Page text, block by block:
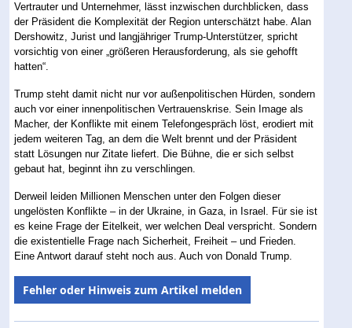
Vertrauter und Unternehmer, lässt inzwischen durchblicken, dass
der Präsident die Komplexität der Region unterschätzt habe. Alan
Dershowitz, Jurist und langjähriger Trump-Unterstützer, spricht
vorsichtig von einer „größeren Herausforderung, als sie gehofft
hatten“.
Trump steht damit nicht nur vor außenpolitischen Hürden, sondern
auch vor einer innenpolitischen Vertrauenskrise. Sein Image als
Macher, der Konflikte mit einem Telefongespräch löst, erodiert mit
jedem weiteren Tag, an dem die Welt brennt und der Präsident
statt Lösungen nur Zitate liefert. Die Bühne, die er sich selbst
gebaut hat, beginnt ihn zu verschlingen.
Derweil leiden Millionen Menschen unter den Folgen dieser
ungelösten Konflikte – in der Ukraine, in Gaza, in Israel. Für sie ist
es keine Frage der Eitelkeit, wer welchen Deal verspricht. Sondern
die existentielle Frage nach Sicherheit, Freiheit – und Frieden.
Eine Antwort darauf steht noch aus. Auch von Donald Trump.
Fehler oder Hinweis zum Artikel melden